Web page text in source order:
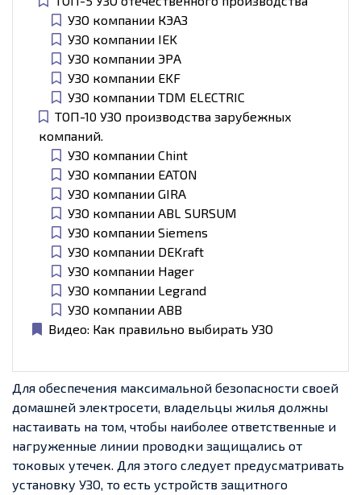
УЗО компании КЭАЗ
УЗО компании IEK
УЗО компании ЭРА
УЗО компании EKF
УЗО компании TDM ELECTRIC
ТОП-10 УЗО производства зарубежных
компаний.
УЗО компании Chint
УЗО компании EATON
УЗО компании GIRA
УЗО компании ABL SURSUM
УЗО компании Siemens
УЗО компании DEKraft
УЗО компании Hager
УЗО компании Legrand
УЗО компании ABB
Видео: Как правильно выбирать УЗО
Для обеспечения максимальной безопасности своей
домашней электросети, владельцы жилья должны
настаивать на том, чтобы наиболее ответственные и
нагруженные линии проводки защищались от
токовых утечек. Для этого следует предусматривать
установку УЗО, то есть устройств защитного